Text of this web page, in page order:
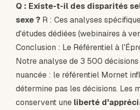
Q : Existe-t-il des disparités
sexe ? R : Ces analyses
d'études dédiées (webinaires à
Conclusion : Le Référentiel à
Notre analyse de 3 500
nuancée : le référentiel Mornet
détermine pas les décisions. Les
conservent une liberté